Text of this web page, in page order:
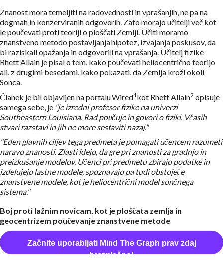
Znanost mora temeljiti na radovednosti in vprašanjih, ne pa na
dogmah in konzerviranih odgovorih. Zato morajo učitelji več kot
le poučevati proti teoriji o ploščati Zemlji. Učiti moramo
znanstveno metodo postavljanja hipotez, izvajanja poskusov, da
bi raziskali opažanja in odgovorili na vprašanja. Učitelj fizike
Rhett Allain je pisal o tem, kako poučevati heliocentrično teorijo
ali, z drugimi besedami, kako pokazati, da Zemlja kroži okoli
Sonca.
Članek je bil objavljen na portalu Wired1kot Rhett Allain2 opisuje
samega sebe, je "je izredni profesor fizike na univerzi
Southeastern Louisiana. Rad poučuje in govori o fiziki. Včasih
stvari razstavi in jih ne more sestaviti nazaj."
"Eden glavnih ciljev tega predmeta je pomagati učencem razumeti
naravo znanosti. Zlasti idejo, da gre pri znanosti za gradnjo in
preizkušanje modelov. Učenci pri predmetu zbirajo podatke in
izdelujejo lastne modele, spoznavajo pa tudi obstoječe
znanstvene modele, kot je heliocentrični model sončnega
sistema."
Boj proti lažnim novicam, kot je ploščata zemlja in
geocentrizem poučevanje znanstvene metode
Začnite uporabljati Mind The Graph prav zdaj
brezplačno!